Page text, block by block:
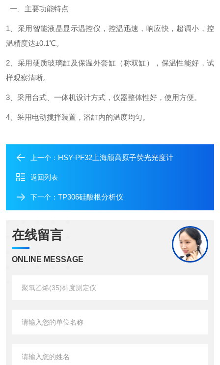
一、主要功能特点
1、采用智能液晶显示温控仪，控温迅速，响应快，超调小，控
温精度达±0.1℃。
2、采用硬质玻璃缸及保温外套缸（称双缸），保温性能好，试
样观察清晰。
3、采用台式、一体机设计方式，仪器整体性好，使用方便。
4、采用电动搅拌装置，浴缸内的温度均匀。
上一个： HSY-PF32上海颀高原子荧光光度计
返回列表
下一个： TP306硅酸根分析仪
在线留言
ONLINE MESSAGE